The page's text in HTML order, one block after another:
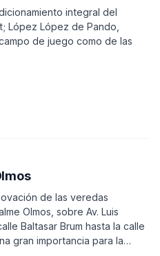
integral del
López López de Pando,
de juego como de las
de las veredas
Olmos, sobre Av. Luis
Baltasar Brum hasta la calle
gran importancia para la